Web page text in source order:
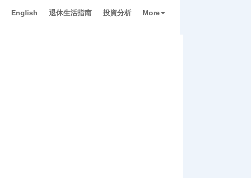
English 退休生活指南 投資分析 More